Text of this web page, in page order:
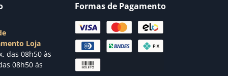
Loja
das 08h50 às
08h50 às
Formas de Pagamento